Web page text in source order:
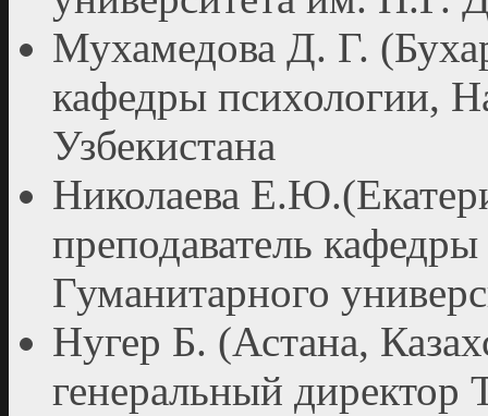
Мухамедова Д. Г.
кафедры психологии,
Узбекистана
Николаева
преподаватель
Гуманитарного
Нугер Б. (Астана,
генеральный